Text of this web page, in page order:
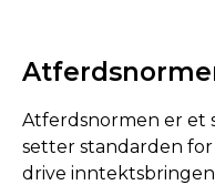
Atferdsnormen er et
setter standarden for
drive